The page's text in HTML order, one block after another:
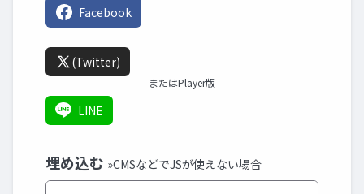
Facebook
(Twitter)
またはPlayer版
LINE
埋め込む »CMSなどでJSが使えない場合